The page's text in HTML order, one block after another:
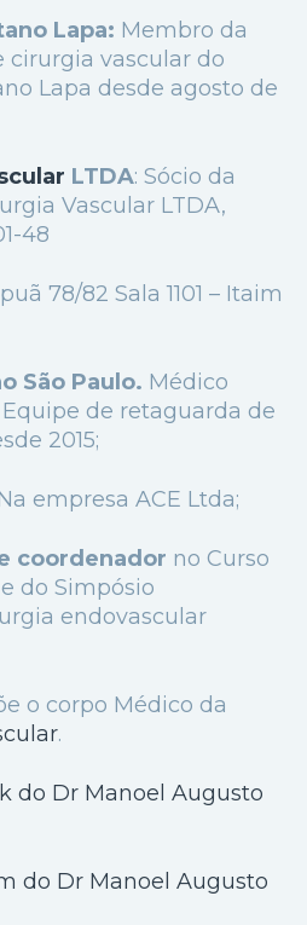
Lapa: Membro da
cirurgia vascular do
Lapa desde agosto de
LTDA: Sócio da
Vascular LTDA,
48
78/82 Sala 1101 – Itaim
São Paulo. Médico
de retaguarda de
2015;
empresa ACE Ltda;
coordenador no Curso
do Simpósio
endovascular
o corpo Médico da
.
do Dr Manoel Augusto
do Dr Manoel Augusto